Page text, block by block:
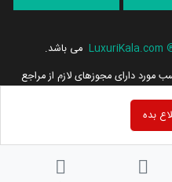
بده
LuxuriKala.com می باشد.
مورد دارای مجوزهای لازم از مراجع
تابع قوانین و مقررات جمهوری